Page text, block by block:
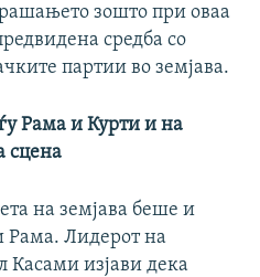
зошто при оваа
средба со
партии во земјава.
Рама и Курти и на
сцена
на земјава беше и
Рама. Лидерот на
Касами изјави дека